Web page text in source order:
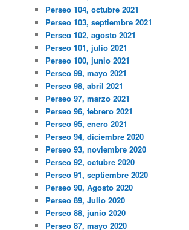
Perseo 104, octubre 2021
Perseo 103, septiembre 2021
Perseo 102, agosto 2021
Perseo 101, julio 2021
Perseo 100, junio 2021
Perseo 99, mayo 2021
Perseo 98, abril 2021
Perseo 97, marzo 2021
Perseo 96, febrero 2021
Perseo 95, enero 2021
Perseo 94, diciembre 2020
Perseo 93, noviembre 2020
Perseo 92, octubre 2020
Perseo 91, septiembre 2020
Perseo 90, Agosto 2020
Perseo 89, Julio 2020
Perseo 88, junio 2020
Perseo 87, mayo 2020